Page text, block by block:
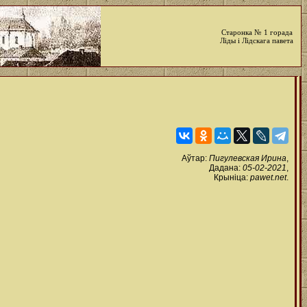
Старонка № 1 горада
Ліды і Лідскага павета
Аўтар: Пигулевская Ирина,
Дадана: 05-02-2021,
Крыніца: pawet.net.